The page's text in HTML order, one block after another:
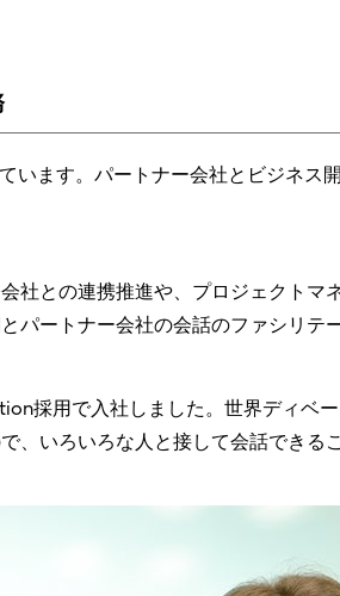
います。パートナー会社とビジネ
社との連携推進や、プロジェクト
パートナー会社の会話のファシリテ
採用で入社しました。世界ディベ
、いろいろな人と接して会話できる